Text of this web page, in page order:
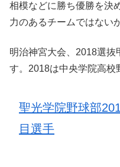
相模などに勝ち優勝を決
力のあるチームではない
明治神宮大会、2018選抜
す。2018は中央学院高校
聖光学院野球部
目選手